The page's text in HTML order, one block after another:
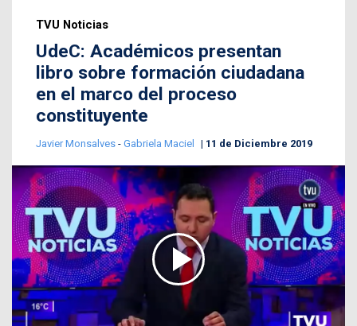
TVU Noticias
UdeC: Académicos presentan
libro sobre formación ciudadana
en el marco del proceso
constituyente
Javier Monsalves - Gabriela Maciel 11 de Diciembre 2019